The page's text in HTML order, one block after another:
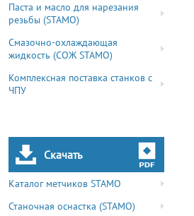
Паста и масло для нарезания
резьбы (STAMO)
Смазочно-охлаждающая
жидкость (СОЖ STAMO)
Комплексная поставка станков с
ЧПУ
Скачать
Каталог метчиков STAMO
Станочная оснастка (STAMO)